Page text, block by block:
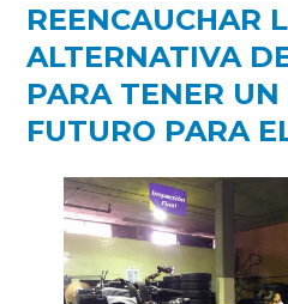
REENCAUCHAR
ALTERNATIVA
PARA TENER UN
FUTURO PARA